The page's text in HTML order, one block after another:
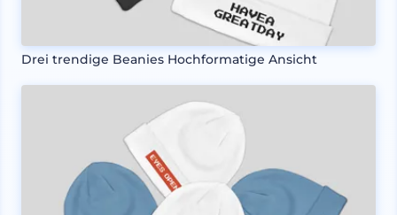
Drei trendige Beanies Hochformatige Ansicht